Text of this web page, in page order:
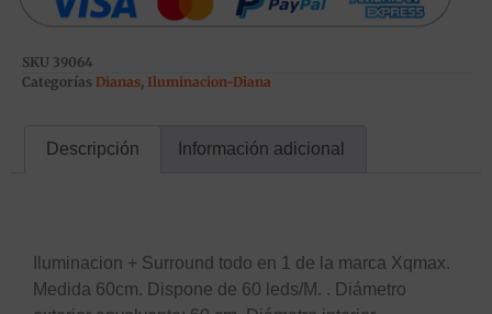
SKU 39064
Categorías Dianas, Iluminacion-Diana
Descripción Información adicional
Iluminacion + Surround todo en 1 de la marca Xqmax.
Medida 60cm. Dispone de 60 leds/M. . Diámetro